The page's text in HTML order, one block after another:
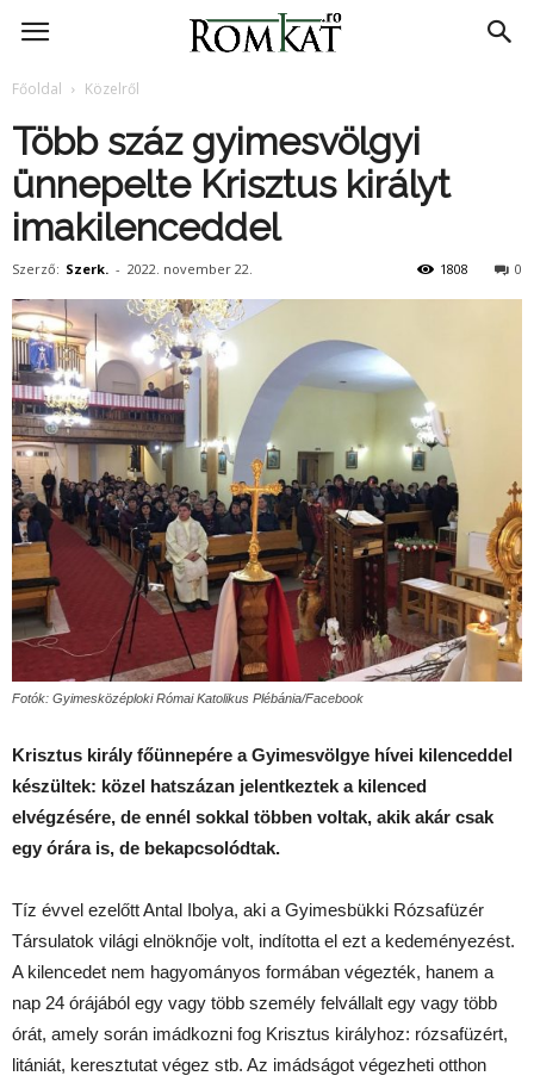
RomKat.ro
Főoldal Közelről
Több száz gyimesvölgyi
ünnepelte Krisztus királyt
imakilenceddel
Szerző: Szerk. - 2022. november 22. 0
1808
Fotók: Gyimesközéploki Római Katolikus Plébánia/Facebook
Krisztus király főünnepére a Gyimesvölgye hívei kilenceddel
készültek: közel hatszázan jelentkeztek a kilenced
elvégzésére, de ennél sokkal többen voltak, akik akár csak
egy órára is, de bekapcsolódtak.
Tíz évvel ezelőtt Antal Ibolya, aki a Gyimesbükki Rózsafüzér
Társulatok világi elnöknője volt, indította el ezt a kedeményezést.
A kilencedet nem hagyományos formában végezték, hanem a
nap 24 órájából egy vagy több személy felvállalt egy vagy több
órát, amely során imádkozni fog Krisztus királyhoz: rózsafüzért,
litániát, keresztutat végez stb. Az imádságot végezheti otthon